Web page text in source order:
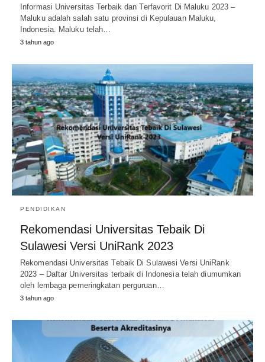
Informasi Universitas Terbaik dan Terfavorit Di Maluku 2023 –
Maluku adalah salah satu provinsi di Kepulauan Maluku,
Indonesia. Maluku telah…
3 tahun ago
PENDIDIKAN
Rekomendasi Universitas Tebaik Di
Sulawesi Versi UniRank 2023
Rekomendasi Universitas Tebaik Di Sulawesi Versi UniRank
2023 – Daftar Universitas terbaik di Indonesia telah diumumkan
oleh lembaga pemeringkatan perguruan…
3 tahun ago